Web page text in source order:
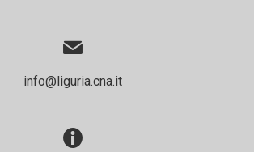
info@liguria.cna.it